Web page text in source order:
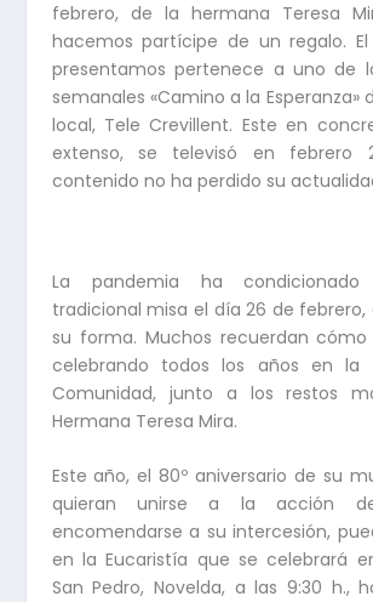
febrero, de la hermana Teresa
hacemos partícipe de un regalo.
presentamos pertenece a uno de
semanales «Camino a la Esperanza»
local, Tele Crevillent. Este en
extenso, se televisó en febrero
contenido no ha perdido su
La pandemia ha
tradicional misa el día 26 de
su forma. Muchos recuerdan
celebrando todos los años en la
Comunidad, junto a los restos
Hermana Teresa Mira.
Este año, el 80º aniversario de su
quieran unirse a la acción
encomendarse a su intercesión,
en la Eucaristía que se celebrará
San Pedro, Novelda, a las 9:30 h.,